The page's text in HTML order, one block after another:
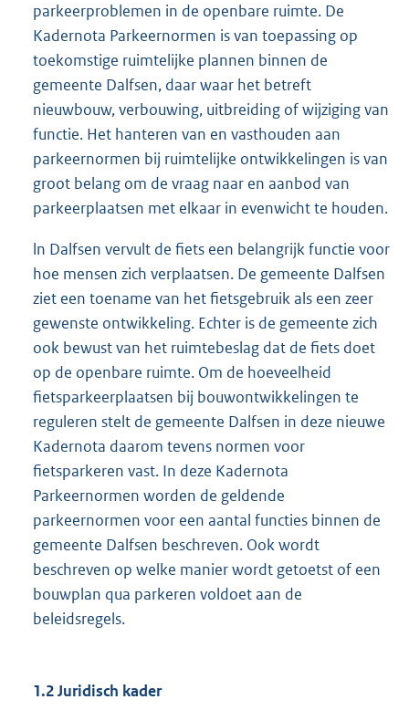
parkeerproblemen in de openbare ruimte. De
Kadernota Parkeernormen is van toepassing op
toekomstige ruimtelijke plannen binnen de
gemeente Dalfsen, daar waar het betreft
nieuwbouw, verbouwing, uitbreiding of wijziging van
functie. Het hanteren van en vasthouden aan
parkeernormen bij ruimtelijke ontwikkelingen is van
groot belang om de vraag naar en aanbod van
parkeerplaatsen met elkaar in evenwicht te houden.
ln Dalfsen vervult de fiets een belangrijk functie voor
hoe mensen zich verplaatsen. De gemeente Dalfsen
ziet een toename van het fietsgebruik als een zeer
gewenste ontwikkeling. Echter is de gemeente zich
ook bewust van het ruimtebeslag dat de fiets doet
op de openbare ruimte. Om de hoeveelheid
fietsparkeerplaatsen bij bouwontwikkelingen te
reguleren stelt de gemeente Dalfsen in deze nieuwe
Kadernota daarom tevens normen voor
fietsparkeren vast. In deze Kadernota
Parkeernormen worden de geldende
parkeernormen voor een aantal functies binnen de
gemeente Dalfsen beschreven. Ook wordt
beschreven op welke manier wordt getoetst of een
bouwplan qua parkeren voldoet aan de
beleidsregels.
1.2 Juridisch kader